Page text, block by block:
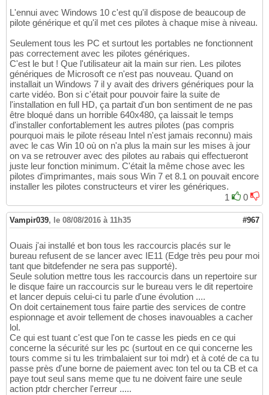
L'ennui avec Windows 10 c'est qu'il dispose de beaucoup de
pilote générique et qu'il met ces pilotes à chaque mise à niveau.
Seulement tous les PC et surtout les portables ne fonctionnent
pas correctement avec les pilotes génériques.
C'est le but ! Que l'utilisateur ait la main sur rien. Les pilotes
génériques de Microsoft ce n'est pas nouveau. Quand on
installait un Windows 7 il y avait des drivers génériques pour la
carte vidéo. Bon si c'était pour pouvoir faire la suite de
l'installation en full HD, ça partait d'un bon sentiment de ne pas
être bloqué dans un horrible 640x480, ça laissait le temps
d'installer confortablement les autres pilotes (pas compris
pourquoi mais le pilote réseau Intel n'est jamais reconnu) mais
avec le cas Win 10 où on n'a plus la main sur les mises à jour
on va se retrouver avec des pilotes au rabais qui effectueront
juste leur fonction minimum. C'était la même chose avec les
pilotes d'imprimantes, mais sous Win 7 et 8.1 on pouvait encore
installer les pilotes constructeurs et virer les génériques.
1
0
Vampir039, le 08/08/2016 à 11h35 #967
Ouais j'ai installé et bon tous les raccourcis placés sur le
bureau refusent de se lancer avec IE11 (Edge très peu pour moi
tant que bitdefender ne sera pas supporté).
Seule solution mettre tous les raccourcis dans un repertoire sur
le disque faire un raccourcis sur le bureau vers le dit repertoire
et lancer depuis celui-ci tu parle d'une évolution ....
On doit certainement tous faire partie des services de contre
espionnage et avoir tellement de choses inavouables a cacher
lol.
Ce qui est tuant c'est que l'on te casse les pieds en ce qui
concerne la sécurité sur les pc (surtout en ce qui concerne les
tours comme si tu les trimbalaient sur toi mdr) et à coté de ca tu
passe près d'une borne de paiement avec ton tel ou ta CB et ca
paye tout seul sans meme que tu ne doivent faire une seule
action ptdr chercher l'erreur .....